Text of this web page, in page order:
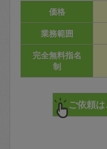
価格
業務範囲
完全無料指名
制